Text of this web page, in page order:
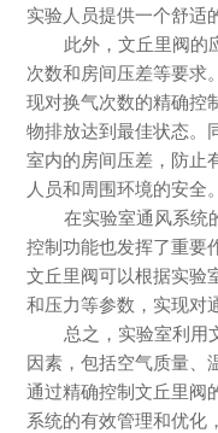
实验人员提供一个舒适
此外，文丘里阀的
次数和房间压差等要求
现对换气次数的精确控
物排放达到最佳状态。
室内的房间压差，防止
人员和周围环境的安全。
在实验室通风系统
控制功能也发挥了重要
文丘里阀可以根据实验
和压力等参数，实现对
总之，实验室利用
因素，包括空气质量、
通过精确控制文丘里阀
系统的有效管理和优化